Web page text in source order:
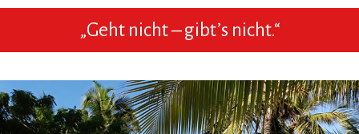
„Geht nicht – gibt’s nicht.“